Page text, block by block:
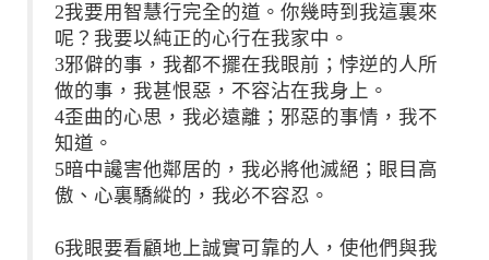
2我要用智慧行完全的道。你幾時到我這裏來
呢？我要以純正的心行在我家中。
3邪僻的事，我都不擺在我眼前；悖逆的人所
做的事，我甚恨惡，不容沾在我身上。
4歪曲的心思，我必遠離；邪惡的事情，我不
知道。
5暗中讒害他鄰居的，我必將他滅絕；眼目高
傲、心裏驕縱的，我必不容忍。
6我眼要看顧地上誠實可靠的人，使他們與我